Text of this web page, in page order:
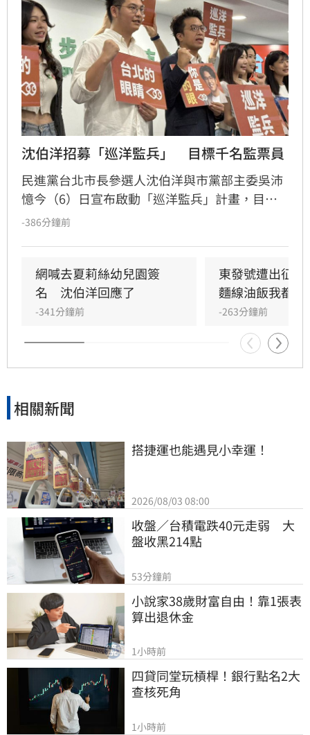
沈伯洋招募「巡洋監兵」　目標千名監票員
民進黨台北市長參選人沈伯洋與市黨部主委吳沛
憶今（6）日宣布啟動「巡洋監兵」計畫，目標
號召千名公民擔任監票員，確保今年11月28日台
說，許多人參與政治的起點正是從監票員做起，
如果大家覺得台灣的民主值得守護，也想要參與
這樣的行動，歡迎加入「巡洋監兵」行列，共同
-386分鐘前
網喊去夏莉絲幼兒園簽
名　沈伯洋回應了
-341分鐘前
東發號遭出征
麵線油飯我都喜
-263分鐘前
相關新聞
搭捷運也能遇見小幸運！
2026/08/03 08:00
收盤／台積電跌40元走弱　大
盤收黑214點
53分鐘前
小說家38歲財富自由！靠1張表
算出退休金
1小時前
四貸同堂玩槓桿！銀行點名2大
查核死角
1小時前